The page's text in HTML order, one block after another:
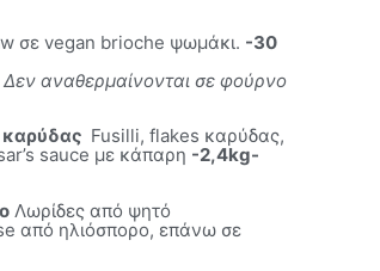
σε vegan brioche ψωμάκι. -30
αναθερμαίνονται σε φούρνο
καρύδας Fusilli, flakes καρύδας,
sauce με κάπαρη -2,4kg-
Λωρίδες από ψητό
από ηλιόσπορο, επάνω σε